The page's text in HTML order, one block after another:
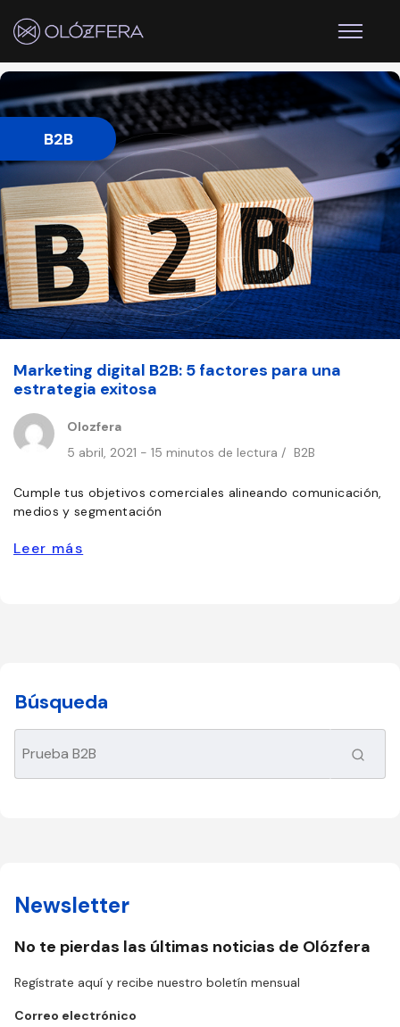
B2B
Marketing digital B2B: 5 factores para una
estrategia exitosa
Olozfera
5 abril, 2021 - 15 minutos de lectura / B2B
Cumple tus objetivos comerciales alineando comunicación,
medios y segmentación
Leer más
Búsqueda
Newsletter
No te pierdas las últimas noticias de Olózfera
Regístrate aquí y recibe nuestro boletín mensual
Correo electrónico